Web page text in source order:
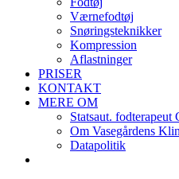
Værnefodtøj
Snøringsteknikker
Kompression
Aflastninger
PRISER
KONTAKT
MERE OM
Statsaut. fodterapeut
Om Vasegårdens
Datapolitik